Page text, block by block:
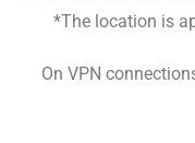
*The location is
On VPN